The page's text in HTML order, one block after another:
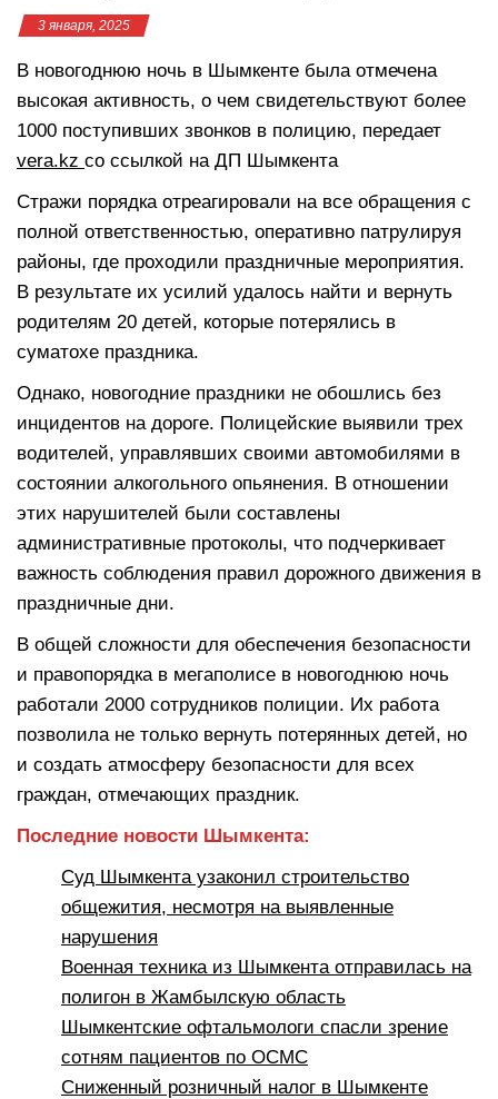
3 января, 2025
В новогоднюю ночь в Шымкенте была отмечена
высокая активность, о чем свидетельствуют более
1000 поступивших звонков в полицию, передает
vera.kz со ссылкой на ДП Шымкента
Стражи порядка отреагировали на все обращения с
полной ответственностью, оперативно патрулируя
районы, где проходили праздничные мероприятия.
В результате их усилий удалось найти и вернуть
родителям 20 детей, которые потерялись в
суматохе праздника.
Однако, новогодние праздники не обошлись без
инцидентов на дороге. Полицейские выявили трех
водителей, управлявших своими автомобилями в
состоянии алкогольного опьянения. В отношении
этих нарушителей были составлены
административные протоколы, что подчеркивает
важность соблюдения правил дорожного движения в
праздничные дни.
В общей сложности для обеспечения безопасности
и правопорядка в мегаполисе в новогоднюю ночь
работали 2000 сотрудников полиции. Их работа
позволила не только вернуть потерянных детей, но
и создать атмосферу безопасности для всех
граждан, отмечающих праздник.
Последние новости Шымкента:
Суд Шымкента узаконил строительство
общежития, несмотря на выявленные
нарушения
Военная техника из Шымкента отправилась на
полигон в Жамбылскую область
Шымкентские офтальмологи спасли зрение
сотням пациентов по ОСМС
Сниженный розничный налог в Шымкенте